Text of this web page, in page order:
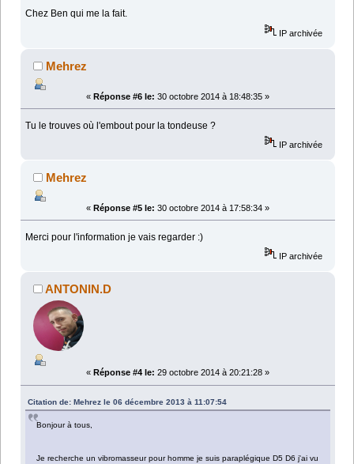
Chez Ben qui me la fait.
IP archivée
Mehrez
« Réponse #6 le: 30 octobre 2014 à 18:48:35 »
Tu le trouves où l'embout pour la tondeuse ?
IP archivée
Mehrez
« Réponse #5 le: 30 octobre 2014 à 17:58:34 »
Merci pour l'information je vais regarder :)
IP archivée
ANTONIN.D
« Réponse #4 le: 29 octobre 2014 à 20:21:28 »
Citation de: Mehrez le 06 décembre 2013 à 11:07:54
Bonjour à tous,
Je recherche un vibromasseur pour homme je suis paraplégique D5 D6 j'ai vu